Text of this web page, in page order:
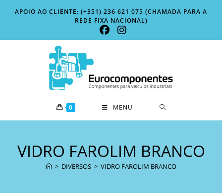
APOIO AO CLIENTE: (+351) 236 621 075 (CHAMADA PARA A
REDE FIXA NACIONAL)
0 MENU
VIDRO FAROLIM BRANCO
> DIVERSOS > VIDRO FAROLIM BRANCO